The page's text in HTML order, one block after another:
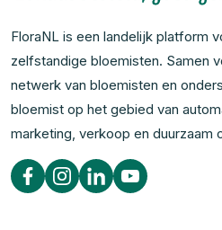
FloraNL is een landelijk platform
zelfstandige bloemisten. Samen
netwerk van bloemisten en
bloemist op het gebied van
marketing, verkoop en duurzaam